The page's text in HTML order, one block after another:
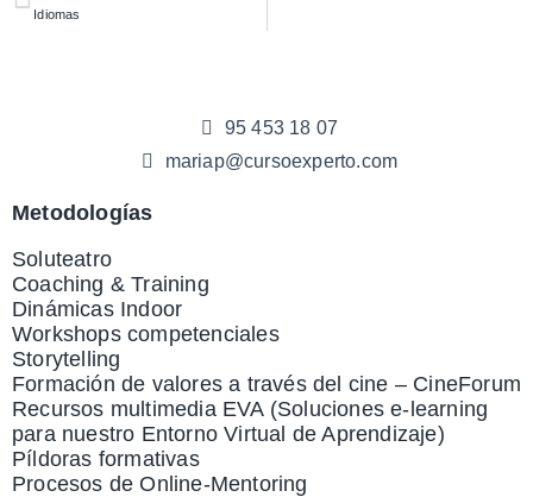
Idiomas
95 453 18 07
mariap@cursoexperto.com
Metodologías
Soluteatro
Coaching & Training
Dinámicas Indoor
Workshops competenciales
Storytelling
Formación de valores a través del cine – CineForum
Recursos multimedia EVA (Soluciones e-learning
para nuestro Entorno Virtual de Aprendizaje)
Píldoras formativas
Procesos de Online-Mentoring